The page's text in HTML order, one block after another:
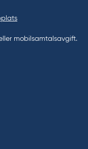
mobilsamtalsavgift.